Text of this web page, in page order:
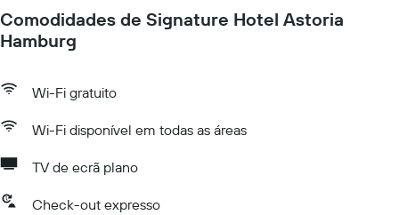
Comodidades de Signature Hotel Astoria
Hamburg
Wi-Fi gratuito
Wi-Fi disponível em todas as áreas
TV de ecrã plano
Check-out expresso